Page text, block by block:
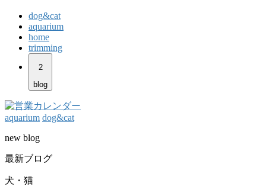
dog&cat
aquarium
home
trimming
2
blog
aquarium dog&cat
new blog
最新ブログ
犬・猫